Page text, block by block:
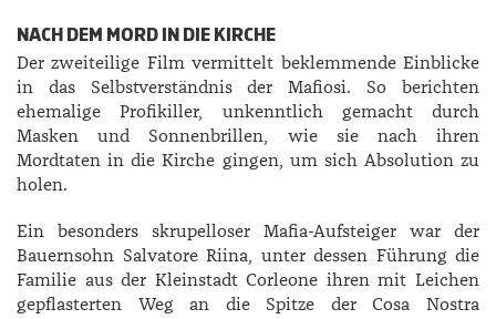
NACH DEM MORD IN DIE KIRCHE
Der zweiteilige Film vermittelt beklemmende Einblicke
in das Selbstverständnis der Mafiosi. So berichten
ehemalige Profikiller, unkenntlich gemacht durch
Masken und Sonnenbrillen, wie sie nach ihren
Mordtaten in die Kirche gingen, um sich Absolution zu
holen.
Ein besonders skrupelloser Mafia-Aufsteiger war der
Bauernsohn Salvatore Riina, unter dessen Führung die
Familie aus der Kleinstadt Corleone ihren mit Leichen
gepflasterten Weg an die Spitze der Cosa Nostra